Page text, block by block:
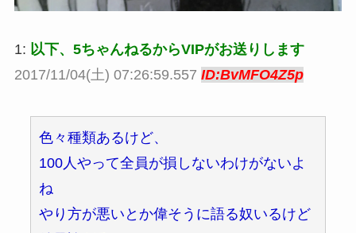
1: 以下、5ちゃんねるからVIPがお送りします
2017/11/04(土) 07:26:59.557 ID:BvMFO4Z5p
色々種類あるけど、
100人やって全員が損しないわけがないよ
ね
やり方が悪いとか偉そうに語る奴いるけど